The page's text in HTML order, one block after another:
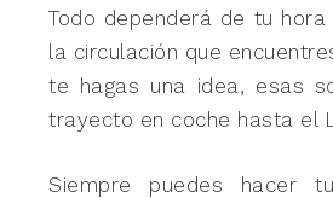
Todo dependerá de tu
la circulación que
te hagas una idea, esas
trayecto en coche hasta el
Siempre puedes hacer